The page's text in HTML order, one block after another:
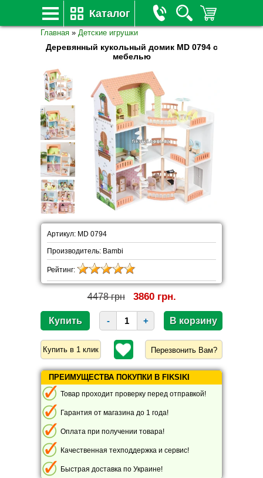
Каталог
Главная » Детские игрушки
Деревянный кукольный домик MD 0794 с
мебелью
Артикул: MD 0794
Производитель: Bambi
Рейтинг:
4478 грн 3860 грн.
- +
Перезвонить Вам?
ПРЕИМУЩЕСТВА ПОКУПКИ В FIKSIKI
Товар проходит проверку перед отправкой!
Гарантия от магазина до 1 года!
Оплата при получении товара!
Качественная техподдержка и сервис!
Быстрая доставка по Украине!